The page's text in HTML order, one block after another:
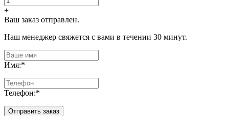
+
Ваш заказ отправлен.
Наш менеджер свяжется с вами в течении 30 минут.
Имя:*
Телефон:*
Отправить заказ